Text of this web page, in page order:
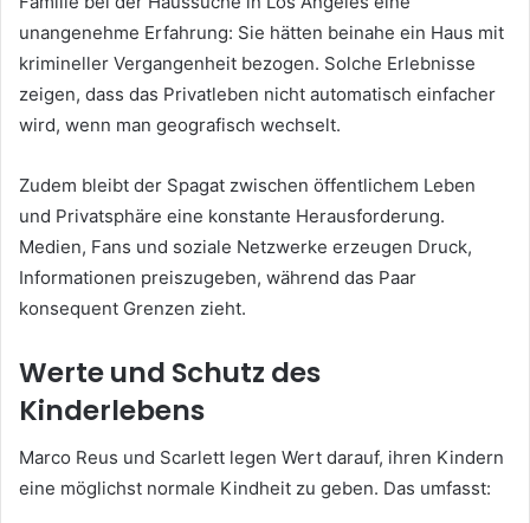
unangenehme Erfahrung: Sie hätten beinahe ein Haus mit
krimineller Vergangenheit bezogen. Solche Erlebnisse
zeigen, dass das Privatleben nicht automatisch einfacher
wird, wenn man geografisch wechselt.
Zudem bleibt der Spagat zwischen öffentlichem Leben
und Privatsphäre eine konstante Herausforderung.
Medien, Fans und soziale Netzwerke erzeugen Druck,
Informationen preiszugeben, während das Paar
konsequent Grenzen zieht.
Werte und Schutz des
Kinderlebens
Marco Reus und Scarlett legen Wert darauf, ihren Kindern
eine möglichst normale Kindheit zu geben. Das umfasst: